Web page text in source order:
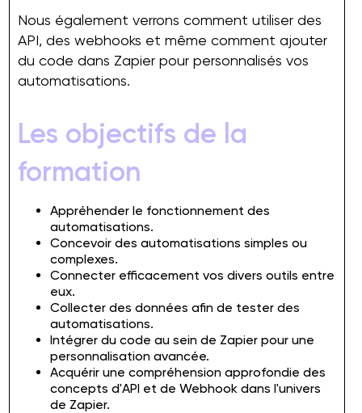
Nous également verrons comment utiliser des
API, des webhooks et même comment ajouter
du code dans Zapier pour personnalisés vos
automatisations.
Les objectifs de la
formation
Appréhender le fonctionnement des
automatisations.
Concevoir des automatisations simples ou
complexes.
Connecter efficacement vos divers outils entre
eux.
Collecter des données afin de tester des
automatisations.
Intégrer du code au sein de Zapier pour une
personnalisation avancée.
Acquérir une compréhension approfondie des
concepts d'API et de Webhook dans l'univers
de Zapier.